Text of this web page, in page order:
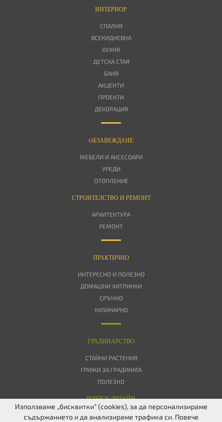
ИНТЕРИОР
СПАЛНЯ
ВСЕКИДНЕВНА
КУХНЯ
ДЕТСКА СТАЯ
БАНЯ
АКЦЕНТИ
ПРОЕКТИ
ДЕКОРАЦИЯ
OБЗАВЕЖДАНЕ
МЕБЕЛИ И АКСЕСОАРИ
УРЕДИ
ОТОПЛЕНИЕ
СТРОИТЕЛСТВО И РЕМОНТ
АРХИТЕКТУРА
РЕМОНТ
ПРАКТИЧНО
ИНТЕРЕСНО И ПОЛЕЗНО
ДОМАШНИ ХИТРИНКИ
СРЪЧНО
КУЛИНАРНО
ГРАДИНАРСТВО
СТАЙНИ РАСТЕНИЯ
ГРИЖИ ЗА ГРАДИНАТА
ПОЛЕЗНО
ИДЕИ И ДИЗАЙН
Използваме „бисквитки“ (cookies), за да персонализираме
съдържанието и да анализираме трафика си. Повече